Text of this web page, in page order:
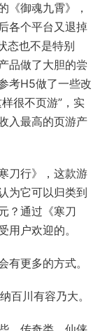
《御魂九霄》，
各个平台又退掉
态也不是特别
品做了大胆的尝
考H5做了一些改
很不页游”，实
入最高的页游产
刀行》，这款游
为它可以归类到
？通过《寒刀
用户欢迎的。
有更多的方式。
百川有容乃大。